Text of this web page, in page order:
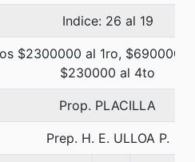
Indice: 26 al 19
$2300000 al 1ro, $690000
$230000 al 4to
Prop. PLACILLA
Prep. H. E. ULLOA P.